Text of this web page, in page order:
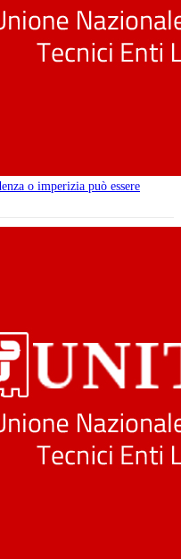
o imperizia può essere